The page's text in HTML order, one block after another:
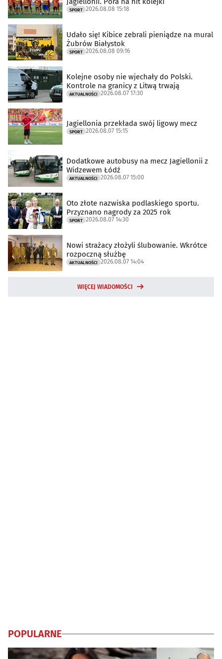
SPORT 2026.08.08 15:18
Udało się! Kibice zebrali pieniądze na mural
Żubrów Białystok
SPORT 2026.08.08 09:16
Kolejne osoby nie wjechały do Polski.
Kontrole na granicy z Litwą trwają
AKTUALNOŚCI 2026.08.07 17:30
Jagiellonia przekłada swój ligowy mecz
SPORT 2026.08.07 15:15
Dodatkowe autobusy na mecz Jagiellonii z
Widzewem Łódź
AKTUALNOŚCI 2026.08.07 15:00
Oto złote nazwiska podlaskiego sportu.
Przyznano nagrody za 2025 rok
SPORT 2026.08.07 14:30
Nowi strażacy złożyli ślubowanie. Wkrótce
rozpoczną służbę
AKTUALNOŚCI 2026.08.07 14:04
WIĘCEJ WIADOMOŚCI
POPULARNE